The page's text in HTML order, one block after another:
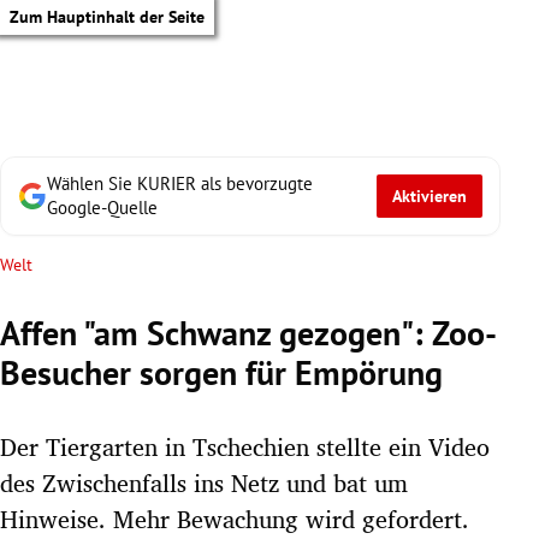
Zum Hauptinhalt der Seite
Untermenü
Wählen Sie KURIER als bevorzugte
Google-Quelle
Aktivieren
Welt
Affen "am Schwanz gezogen": Zoo-
Besucher sorgen für Empörung
Der Tiergarten in Tschechien stellte ein Video
des Zwischenfalls ins Netz und bat um
Hinweise. Mehr Bewachung wird gefordert.